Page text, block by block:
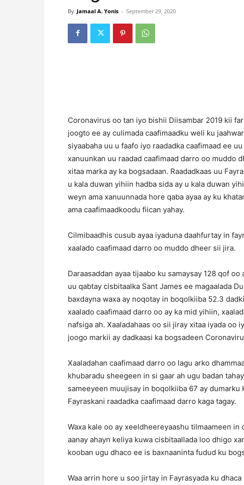
By Jamaal A. Yonis - September 29, 2020
Coronavirus oo tan iyo bishii Diisambar 2019 kii
joogto ee ay culimada caafimaadku weli ku
siyaabaha uu u faafo iyo raadadka caafimaad ee
xanuunkan uu raadad caafimaad darro oo muddo
xitaa marka ay ka bogsadaan. Raadadkaas uu
u kala duwan yihiin hadba sida ay u kala duwan
weyn ama xanuunnada hore qaba ayaa ay ku
ama caafimaadkoodu fiican yahay.
Cilmibaadhis cusub ayaa iyaduna daahfurtay in
xaalado caafimaad darro oo muddo dheer sii jira.
Daraasaddan ayaa tijaabo ku samaysay 128 qof
uu qabtay cisbitaalka Sant James ee magaalada
baxdayna waxa ay noqotay in boqolkiiba 52.3
xaalado caafimaad darro oo ay ka mid yihiin,
nafsiga ah. Xaaladahaas oo sii jiray xitaa iyada oo
joogo markii ay dadkaasi ka bogsadeen
Xaaladahan caafimaad darro oo lagu arko
khubaradu sheegeen in si gaar ah ugu badan
sameeyeen muujisay in boqolkiiba 67 ay
Fayraskani raadadka caafimaad darro kaga tagay.
Waxa kale oo ay xeeldheereyaashu tilmaameen in
aanay ahayn keliya kuwa cisbitaallada loo dhigo
kooban ugu dhaco ee is baxnaaninta fudud ku
Waa arrin hore u soo jirtay in Fayrasyada ku